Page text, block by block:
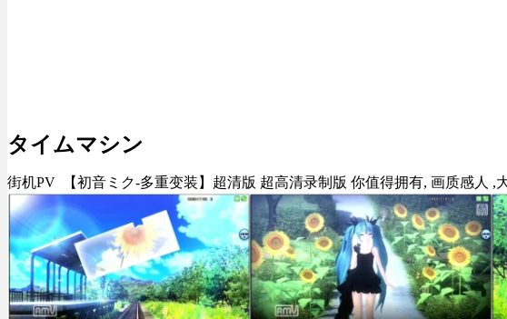
タイムマシン
街机PV 【初音ミク-多重变装】超清版 超高清录制版 你值得拥有, 画质感人 ,